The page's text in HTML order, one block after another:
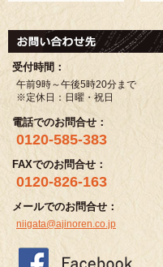
受付時間：
午前9時～午後5時20分まで
※定休日：日曜・祝日
電話でのお問合せ：
0120-585-383
FAXでのお問合せ：
0120-826-163
メールでのお問合せ：
niigata@ajinoren.co.jp